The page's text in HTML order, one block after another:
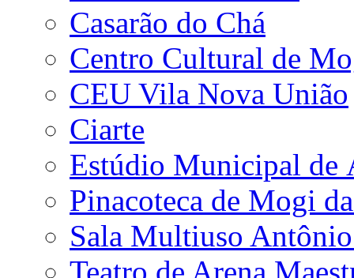
Casarão do Chá
Centro Cultural de
CEU Vila Nova União
Ciarte
Estúdio Municipal de
Pinacoteca de Mogi
Sala Multiuso
Teatro de Arena